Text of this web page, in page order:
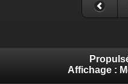
Affichage :